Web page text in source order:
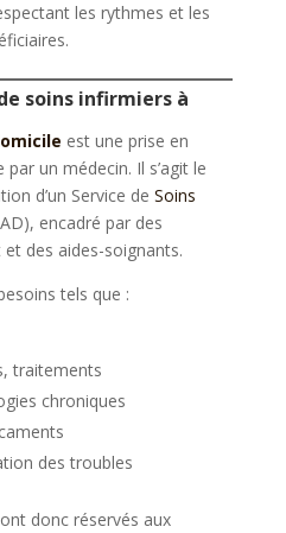
les rythmes et les
soins infirmiers à
est une prise en
un médecin. Il s’agit le
d’un Service de Soins
encadré par des
des aides-soignants.
tels que :
traitements
chroniques
des troubles
donc réservés aux